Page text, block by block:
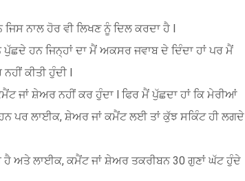
ਨਾਲ ਹੋਰ ਵੀ ਲਿਖਣ ਨੂੰ ਦਿਲ ਕਰਦਾ ਹੈ l
ਹਨ ਜਿਨ੍ਹਾਂ ਦਾ ਮੈਂ ਅਕਸਰ ਜਵਾਬ ਦੇ ਦਿੰਦਾ ਹਾਂ ਪਰ ਮੈਂ
ਕੀਤੀ ਹੁੰਦੀ l
ਜਾਂ ਸ਼ੇਅਰ ਨਹੀਂ ਕਰ ਹੁੰਦਾ l ਫਿਰ ਮੈਂ ਪੁੱਛਦਾ ਹਾਂ ਕਿ ਮੇਰੀਆਂ
ਪਰ ਲਾਈਕ, ਸ਼ੇਅਰ ਜਾਂ ਕਮੈਂਟ ਲਈ ਤਾਂ ਕੁੱਝ ਸਕਿੰਟ ਹੀ ਲਗਦੇ
ਹੈ ਅਤੇ ਲਾਈਕ, ਕਮੈਂਟ ਜਾਂ ਸ਼ੇਅਰ ਤਕਰੀਬਨ 30 ਗੁਣਾਂ ਘੱਟ ਹੁੰਦੇ